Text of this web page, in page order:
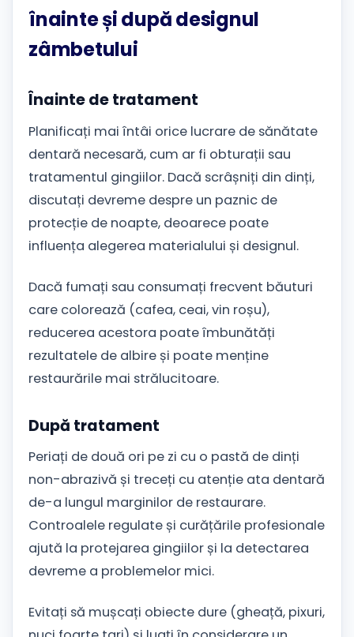
înainte și după designul
zâmbetului
Înainte de tratament
Planificați mai întâi orice lucrare de sănătate
dentară necesară, cum ar fi obturații sau
tratamentul gingiilor. Dacă scrâșniți din dinți,
discutați devreme despre un paznic de
protecție de noapte, deoarece poate
influența alegerea materialului și designul.
Dacă fumați sau consumați frecvent băuturi
care colorează (cafea, ceai, vin roșu),
reducerea acestora poate îmbunătăți
rezultatele de albire și poate menține
restaurările mai strălucitoare.
După tratament
Periați de două ori pe zi cu o pastă de dinți
non-abrazivă și treceți cu atenție ata dentară
de-a lungul marginilor de restaurare.
Controalele regulate și curățările profesionale
ajută la protejarea gingiilor și la detectarea
devreme a problemelor mici.
Evitați să mușcați obiecte dure (gheață, pixuri,